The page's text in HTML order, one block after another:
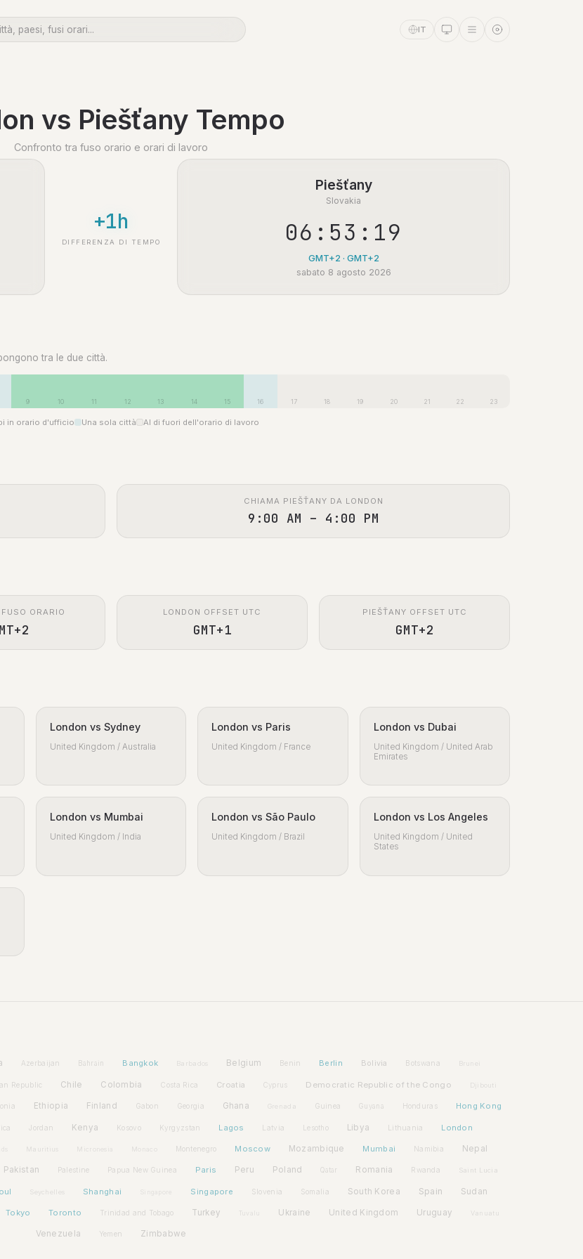
IT
vs Piešťany Tempo
Confronto tra fuso orario e orari di lavoro
+1h
DIFFERENZA DI TEMPO
Piešťany
Slovakia
06:53:20
GMT+2 · GMT+2
sabato 8 agosto 2026
tra le due città.
9 10 11 12 13 14 15 16 17 18 19 20 21 22 23
in orario d'ufficio Una sola città Al di fuori dell'orario di lavoro
CHIAMA PIEŠŤANY DA LONDON
9:00 AM – 4:00 PM
ORARIO LONDON OFFSET UTC
GMT+1
PIEŠŤANY OFFSET UTC
GMT+2
London vs Sydney
United Kingdom / Australia
London vs Paris
United Kingdom / France
London vs Dubai
United Kingdom / United Arab
Emirates
London vs Mumbai
United Kingdom / India
London vs São Paulo
United Kingdom / Brazil
London vs Los Angeles
United Kingdom / United
States
Azerbaijan Bahrain Bangkok Barbados Belgium Benin Berlin Bolivia Botswana Brunei
Republic Chile Colombia Costa Rica Croatia Cyprus Democratic Republic of the Congo Djibouti
Ethiopia Finland Gabon Georgia Ghana Grenada Guinea Guyana Honduras Hong Kong
Jordan Kenya Kosovo Kyrgyzstan Lagos Latvia Lesotho Libya Lithuania London
Mauritius Micronesia Monaco Montenegro Moscow Mozambique Mumbai Namibia Nepal
Pakistan Palestine Papua New Guinea Paris Peru Poland Qatar Romania Rwanda Saint Lucia
Seychelles Shanghai Singapore Slovenia Somalia South Korea Spain Sudan
Tokyo Toronto Trinidad and Tobago Turkey Tuvalu Ukraine United Kingdom Uruguay Vanuatu
Venezuela Yemen Zimbabwe